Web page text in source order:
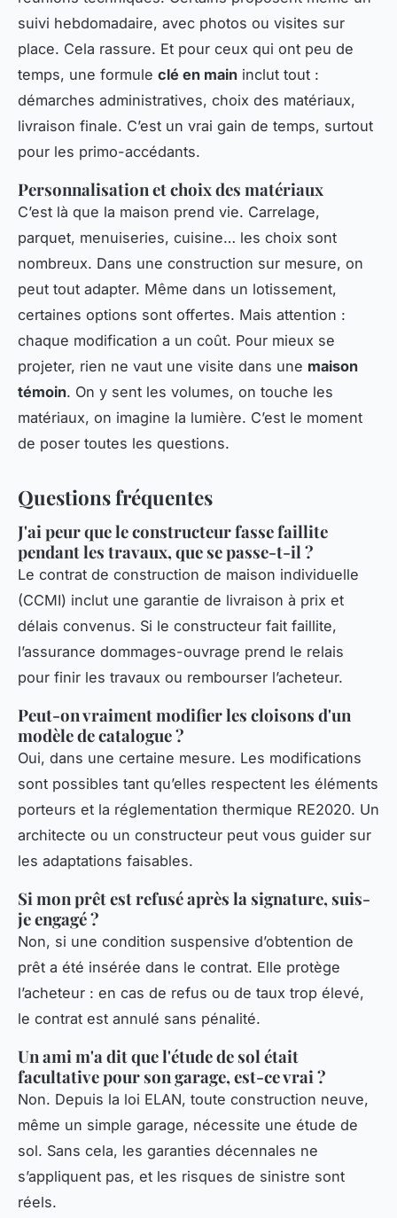
suivi hebdomadaire, avec photos ou visites sur
place. Cela rassure. Et pour ceux qui ont peu de
temps, une formule clé en main inclut tout :
démarches administratives, choix des matériaux,
livraison finale. C’est un vrai gain de temps, surtout
pour les primo-accédants.
Personnalisation et choix des matériaux
C’est là que la maison prend vie. Carrelage,
parquet, menuiseries, cuisine… les choix sont
nombreux. Dans une construction sur mesure, on
peut tout adapter. Même dans un lotissement,
certaines options sont offertes. Mais attention :
chaque modification a un coût. Pour mieux se
projeter, rien ne vaut une visite dans une maison
témoin. On y sent les volumes, on touche les
matériaux, on imagine la lumière. C’est le moment
de poser toutes les questions.
Questions fréquentes
J'ai peur que le constructeur fasse faillite
pendant les travaux, que se passe-t-il ?
Le contrat de construction de maison individuelle
(CCMI) inclut une garantie de livraison à prix et
délais convenus. Si le constructeur fait faillite,
l’assurance dommages-ouvrage prend le relais
pour finir les travaux ou rembourser l’acheteur.
Peut-on vraiment modifier les cloisons d'un
modèle de catalogue ?
Oui, dans une certaine mesure. Les modifications
sont possibles tant qu’elles respectent les éléments
porteurs et la réglementation thermique RE2020. Un
architecte ou un constructeur peut vous guider sur
les adaptations faisables.
Si mon prêt est refusé après la signature, suis-
je engagé ?
Non, si une condition suspensive d’obtention de
prêt a été insérée dans le contrat. Elle protège
l’acheteur : en cas de refus ou de taux trop élevé,
le contrat est annulé sans pénalité.
Un ami m'a dit que l'étude de sol était
facultative pour son garage, est-ce vrai ?
Non. Depuis la loi ELAN, toute construction neuve,
même un simple garage, nécessite une étude de
sol. Sans cela, les garanties décennales ne
s’appliquent pas, et les risques de sinistre sont
réels.